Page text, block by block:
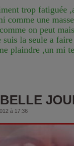
trop fatiguée
comme une
on peut
la seule a
plaindre ,un mi
à 17:36